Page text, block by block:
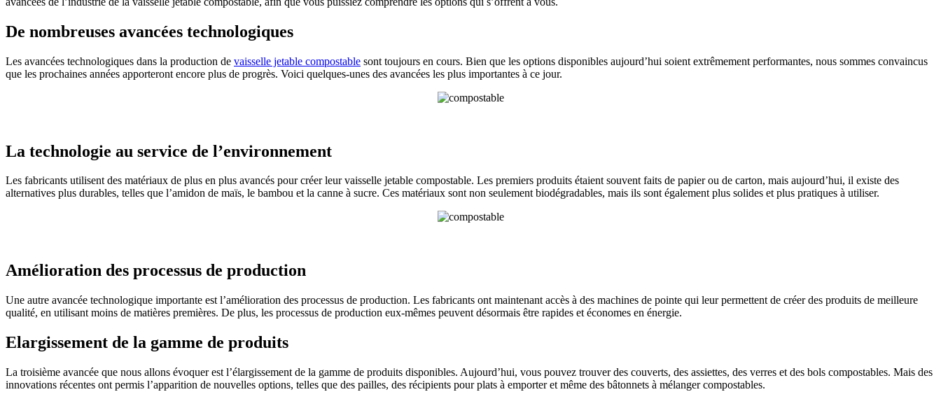
De nombreuses avancées technologiques
Les avancées technologiques dans la production de vaisselle jetable compostable sont toujours en cours. Bien que les options disponibles aujourd’hui soient extrêmement performantes, nous sommes convaincus
que les prochaines années apporteront encore plus de progrès. Voici quelques-unes des avancées les plus importantes à ce jour.
La technologie au service de l’environnement
Les fabricants utilisent des matériaux de plus en plus avancés pour créer leur vaisselle jetable compostable. Les premiers produits étaient souvent faits de papier ou de carton, mais aujourd’hui, il existe des
alternatives plus durables, telles que l’amidon de maïs, le bambou et la canne à sucre. Ces matériaux sont non seulement biodégradables, mais ils sont également plus solides et plus pratiques à utiliser.
Amélioration des processus de production
Une autre avancée technologique importante est l’amélioration des processus de production. Les fabricants ont maintenant accès à des machines de pointe qui leur permettent de créer des produits de meilleure
qualité, en utilisant moins de matières premières. De plus, les processus de production eux-mêmes peuvent désormais être rapides et économes en énergie.
Elargissement de la gamme de produits
La troisième avancée que nous allons évoquer est l’élargissement de la gamme de produits disponibles. Aujourd’hui, vous pouvez trouver des couverts, des assiettes, des verres et des bols compostables. Mais des
innovations récentes ont permis l’apparition de nouvelles options, telles que des pailles, des récipients pour plats à emporter et même des bâtonnets à mélanger compostables.